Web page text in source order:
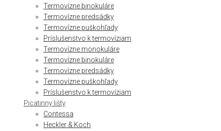
Termovízne binokuláre
Termovízne predsádky
Termovízne puškohľady
Príslušenstvo k termovíziam
Termovízne monokuláre
Termovízne binokuláre
Termovízne predsádky
Termovízne puškohľady
Príslušenstvo k termovíziam
Picatinny lišty
Contessa
Heckler & Koch